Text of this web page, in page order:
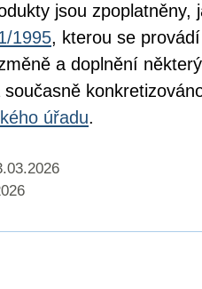
jsou zpoplatněny,
1995, kterou se
a doplnění
úřadu.